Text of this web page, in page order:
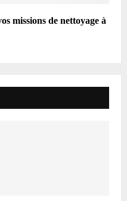
missions de nettoyage à